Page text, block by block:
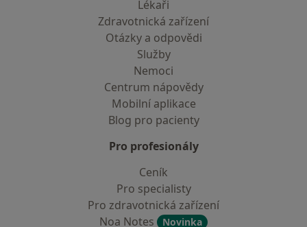
Lékaři
Zdravotnická zařízení
Otázky a odpovědi
Služby
Nemoci
Centrum nápovědy
Mobilní aplikace
Blog pro pacienty
Pro profesionály
Ceník
Pro specialisty
Pro zdravotnická zařízení
Noa Notes
Novinka